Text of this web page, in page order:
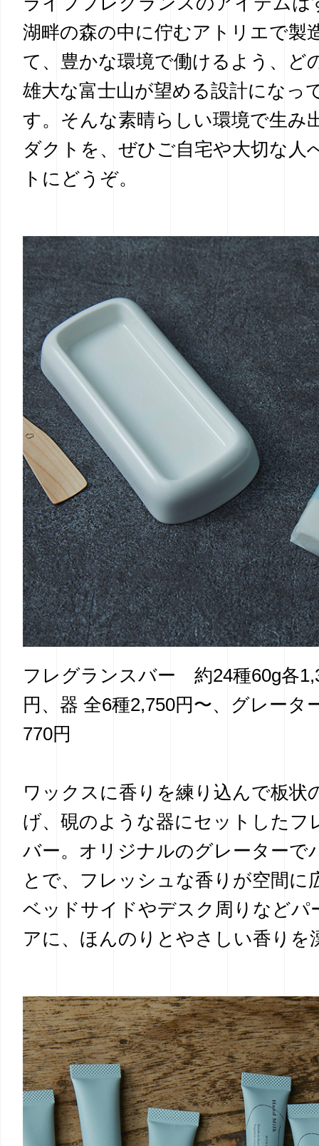
湖畔の森の中に佇むアトリエで製
て、豊かな環境で働けるよう、ど
雄大な富士山が望める設計になっ
す。そんな素晴らしい環境で生み
ダクトを、ぜひご自宅や大切な人
トにどうぞ。
フレグランスバー 約24種60g各
円、器 全6種2,750円〜、グレータ
770円
ワックスに香りを練り込んで板状
げ、硯のような器にセットしたフ
バー。オリジナルのグレーターで
とで、フレッシュな香りが空間に
ベッドサイドやデスク周りなどパ
アに、ほんのりとやさしい香りを